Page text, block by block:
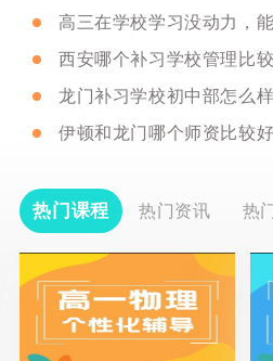
西安哪个补习学校管理比
龙门补习学校初中部怎么
热门课程 热门资讯 热